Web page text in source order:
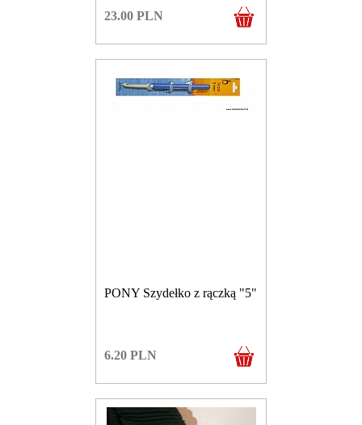
23.00 PLN
PONY Szydełko z rączką "5"
6.20 PLN